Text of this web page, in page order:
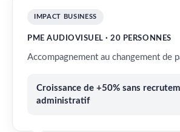
IMPACT BUSINESS
PME AUDIOVISUEL · 20 PERSONNES
Accompagnement au changement de
Croissance de +50% sans
administratif